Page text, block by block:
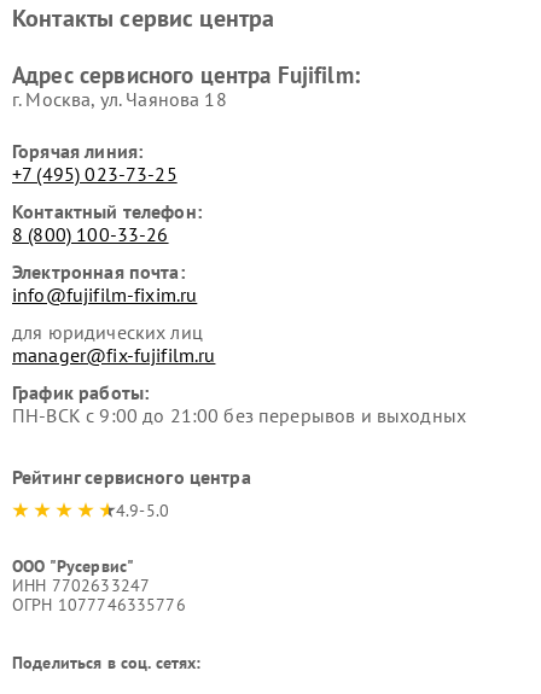
Контакты сервис центра
Адрес сервисного центра Fujifilm:
г. Москва, ул. Чаянова 18
Горячая линия:
+7 (495) 023-73-25
Контактный телефон:
8 (800) 100-33-26
Электронная почта:
info@fujifilm-fixim.ru
для юридических лиц
manager@fix-fujifilm.ru
График работы:
ПН-ВСК с 9:00 до 21:00 без перерывов и выходных
Рейтинг сервисного центра
4.9-5.0
ООО "Русервис"
ИНН 7702633247
ОГРН 1077746335776
Поделиться в соц. сетях: